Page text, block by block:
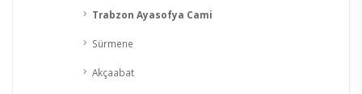
Trabzon Ayasofya Cami
Sürmene
Akçaabat